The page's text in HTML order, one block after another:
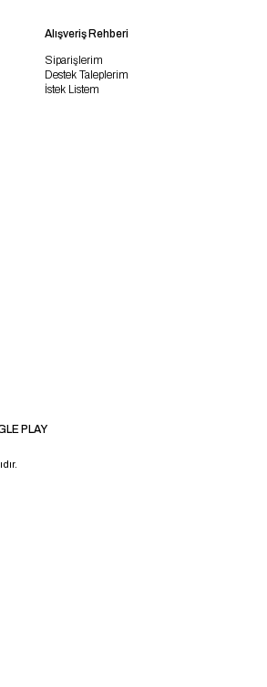
Alışveriş Rehberi
Siparişlerim
Destek Taleplerim
İstek Listem
PLAY